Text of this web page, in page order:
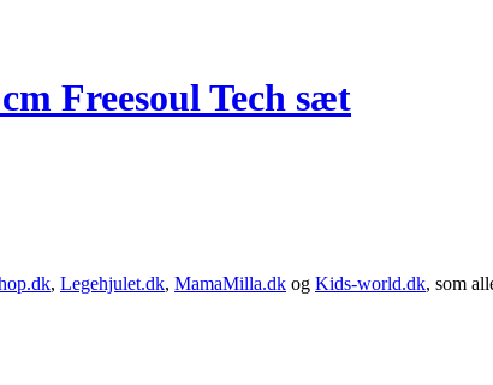
Freesoul Tech sæt
, Legehjulet.dk, MamaMilla.dk og Kids-world.dk, som